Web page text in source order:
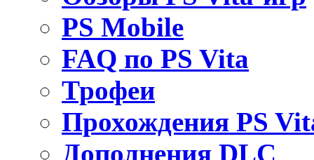
PS Mobile
FAQ по PS Vita
Трофеи
Прохождения PS
Дополнения DLC